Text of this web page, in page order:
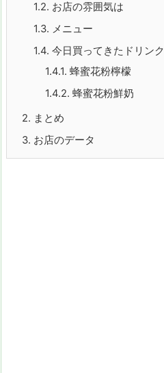
1.2. お店の雰囲気は
1.3. メニュー
1.4. 今日買ってきたドリンク
1.4.1. 蜂蜜花粉檸檬
1.4.2. 蜂蜜花粉鮮奶
2. まとめ
3. お店のデータ